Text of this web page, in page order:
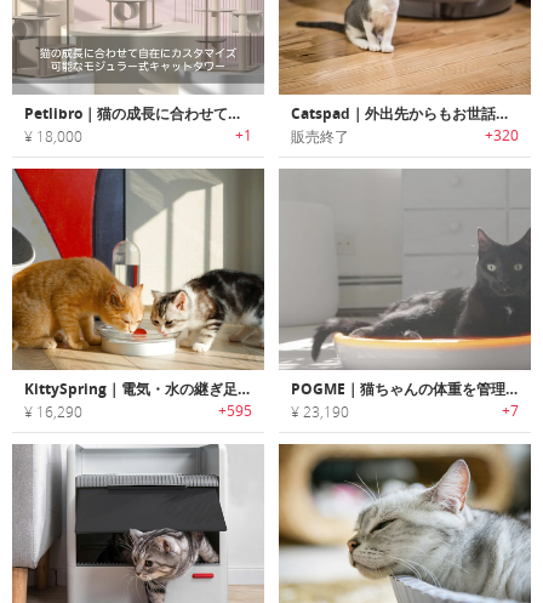
Petlibro｜猫の成長に合わせて自在にカスタマイズ可能なモジュラー式キャットタワー「ペットリブロ」
¥ 18,000 +1
Catspad｜外出先からもお世話が可能な猫用スマートフード・ウォーターディスペンサー「キャッツパッド」
販売終了 +320
KittySpring｜電気・水の継ぎ足し不要のキャットフレンドリーウォーターファウンテン「キティースプリング」
¥ 16,290 +595
POGME｜猫ちゃんの体重を管理するスマート体重計「ポグミー」
¥ 23,190 +7